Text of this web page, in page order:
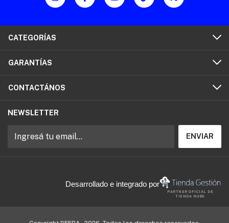
CATEGORÍAS
GARANTÍAS
CONTACTÁNOS
NEWSLETTER
Desarrollado e integrado por
PARTNER OFICIAL DE
TIENDA NUBE